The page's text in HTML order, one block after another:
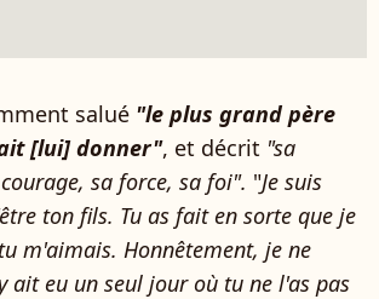
salué "le plus grand père
[lui] donner", et décrit "sa
sa force, sa foi". "Je suis
ton fils. Tu as fait en sorte que je
m'aimais. Honnêtement, je ne
ait eu un seul jour où tu ne l'as pas